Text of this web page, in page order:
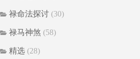
禄命法探讨 (30)
禄马神煞 (58)
精选 (28)